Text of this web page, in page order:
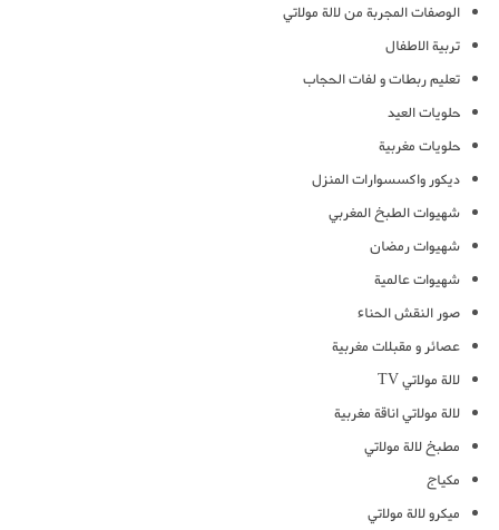
الوصفات المجربة من لالة مولاتي
تربية الاطفال
تعليم ربطات و لفات الحجاب
حلويات العيد
حلويات مغربية
ديكور واكسسوارات المنزل
شهيوات الطبخ المغربي
شهيوات رمضان
شهيوات عالمية
صور النقش الحناء
عصائر و مقبلات مغربية
لالة مولاتي TV
لالة مولاتي اناقة مغربية
مطبخ لالة مولاتي
مكياج
ميكرو لالة مولاتي